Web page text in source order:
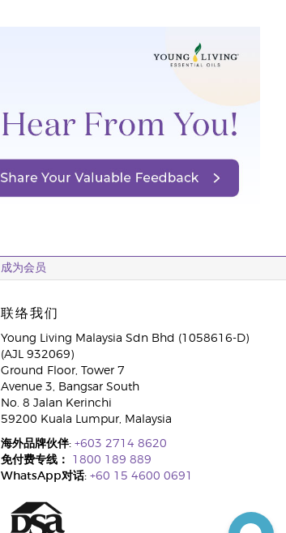
成为会员
联络我们
Young Living Malaysia Sdn Bhd (1058616-D)
(AJL 932069)
Ground Floor, Tower 7
Avenue 3, Bangsar South
No. 8 Jalan Kerinchi
59200 Kuala Lumpur, Malaysia
海外品牌伙伴: +603 2714 8620
免付费专线：
1800 189 889
WhatsApp对话: +60 15 4600 0691